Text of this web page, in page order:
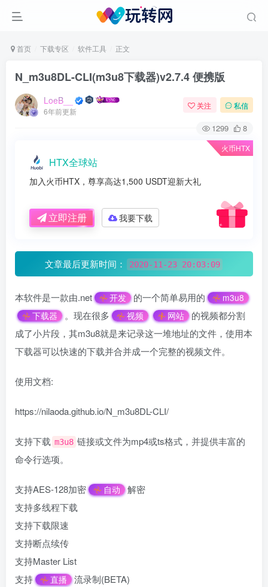
首页 下载专区 软件工具 正文
N_m3u8DL-CLI(m3u8下载器)v2.7.4 便携版
LoeB__
6年前更新
关注 私信
1299 8
火币HTX
HTX全球站
加入火币HTX，尊享高达1,500 USDT迎新大礼
立即注册 我要下载
文章最后更新时间： 2020-11-23 20:03:09
本软件是一款由.net 开发 的一个简单易用的
m3u8
下载器
。现在很多 视频 网站
的视频都分割
成了小片段，其m3u8就是来记录这一堆地址的文件，使用本
下载器可以快速的下载并合并成一个完整的视频文件。
使用文档:
https://nilaoda.github.io/N_m3u8DL-CLI/
支持下载 m3u8 链接或文件为mp4或ts格式，并提供丰富的
命令行选项。
支持AES-128加密 自动
解密
支持多线程下载
支持下载限速
支持断点续传
支持Master List
支持
直播
流录制(BETA)